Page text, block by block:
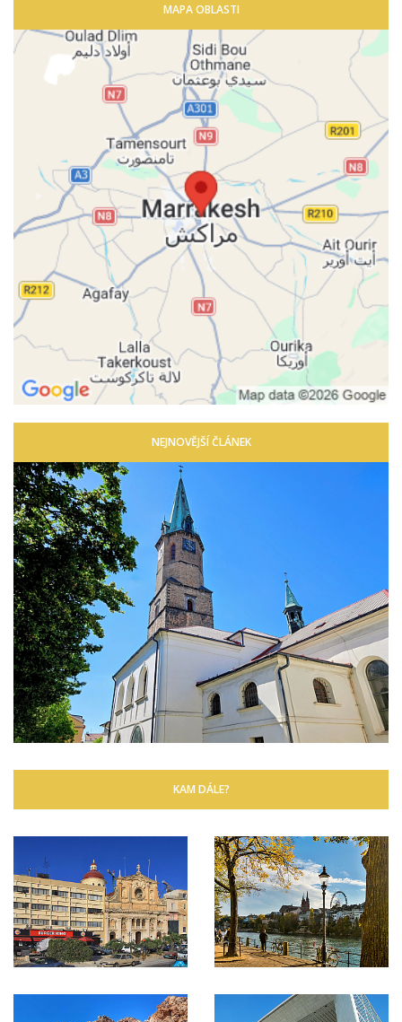
MAPA OBLASTI
NEJNOVĚJŠÍ ČLÁNEK
KAM DÁLE?